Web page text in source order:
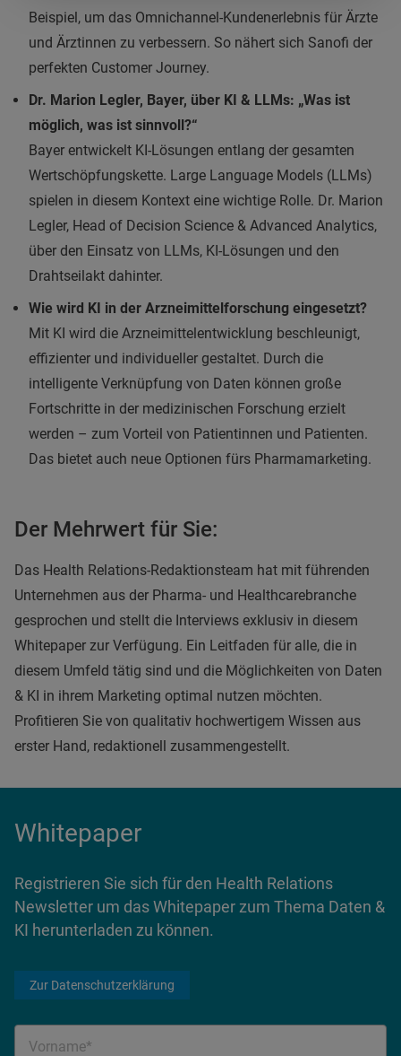
Beispiel, um das Omnichannel-Kundenerlebnis für Ärzte
und Ärztinnen zu verbessern. So nähert sich Sanofi der
perfekten Customer Journey.
Dr. Marion Legler, Bayer, über KI & LLMs: „Was ist
möglich, was ist sinnvoll?“
Bayer entwickelt KI-Lösungen entlang der gesamten
Wertschöpfungskette. Large Language Models (LLMs)
spielen in diesem Kontext eine wichtige Rolle. Dr. Marion
Legler, Head of Decision Science & Advanced Analytics,
über den Einsatz von LLMs, KI-Lösungen und den
Drahtseilakt dahinter.
Wie wird KI in der Arzneimittelforschung eingesetzt?
Mit KI wird die Arzneimittelentwicklung beschleunigt,
effizienter und individueller gestaltet. Durch die
intelligente Verknüpfung von Daten können große
Fortschritte in der medizinischen Forschung erzielt
werden – zum Vorteil von Patientinnen und Patienten.
Das bietet auch neue Optionen fürs Pharmamarketing.
Der Mehrwert für Sie:
Das Health Relations-Redaktionsteam hat mit führenden
Unternehmen aus der Pharma- und Healthcarebranche
gesprochen und stellt die Interviews exklusiv in diesem
Whitepaper zur Verfügung. Ein Leitfaden für alle, die in
diesem Umfeld tätig sind und die Möglichkeiten von Daten
& KI in ihrem Marketing optimal nutzen möchten.
Profitieren Sie von qualitativ hochwertigem Wissen aus
erster Hand, redaktionell zusammengestellt.
Whitepaper
Registrieren Sie sich für den Health Relations
Newsletter um das Whitepaper zum Thema Daten &
KI herunterladen zu können.
Zur Datenschutzerklärung
Vorname*